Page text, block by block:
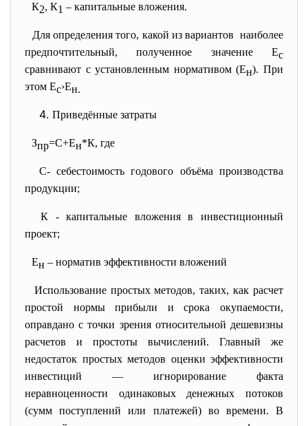
К2, К1 – капитальные вложения.
Для определения того, какой из вариантов наиболее
предпочтительный, полученное значение Ес
сравнивают с установленным нормативом (Ен). При
этом Ес›Ен.
Приведённые затраты
Зпр=С+Ен*К, где
С- себестоимость годового объёма производства
продукции;
К - капитальные вложения в инвестиционный
проект;
Ен – норматив эффективности вложений
Использование простых методов, таких, как расчет
простой нормы прибыли и срока окупаемости,
оправдано с точки зрения относительной дешевизны
расчетов и простоты вычислений. Главный же
недостаток простых методов оценки эффективности
инвестиций — игнорирование факта
неравноценности одинаковых денежных потоков
(сумм поступлений или платежей) во времени. В